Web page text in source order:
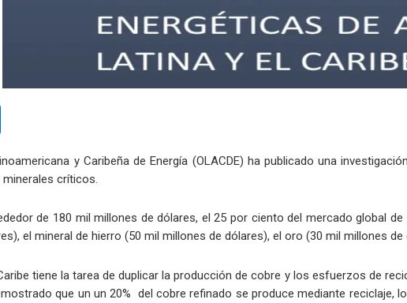
y Caribeña de Energía (OLACDE) ha publicado una
críticos.
de 180 mil millones de dólares, el 25 por ciento del mercado global
el mineral de hierro (50 mil millones de dólares), el oro (30 mil millones
tiene la tarea de duplicar la producción de cobre y los esfuerzos de
que un un 20% del cobre refinado se produce mediante reciclaje,